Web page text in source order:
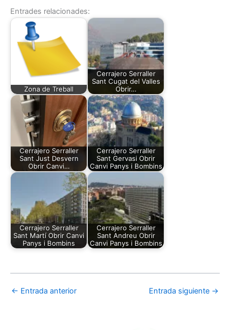
Entrades relacionades:
Zona de Treball
Cerrajero Serraller
Sant Cugat del Valles
Obrir…
Cerrajero Serraller
Sant Just Desvern
Obrir Canvi…
Cerrajero Serraller
Sant Gervasi Obrir
Canvi Panys i Bombins
Cerrajero Serraller
Sant Martí Obrir Canvi
Panys i Bombins
Cerrajero Serraller
Sant Andreu Obrir
Canvi Panys i Bombins
← Entrada anterior Entrada siguiente →